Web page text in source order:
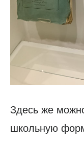
Здесь же
школьную